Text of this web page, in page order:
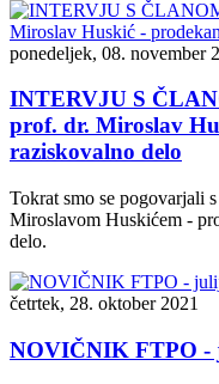
ponedeljek, 08. november
INTERVJU S
prof. dr. Miroslav
raziskovalno delo
Tokrat smo se pogovarjali
Miroslavom Huskićem -
delo.
četrtek, 28. oktober 2021
NOVIČNIK FTPO -